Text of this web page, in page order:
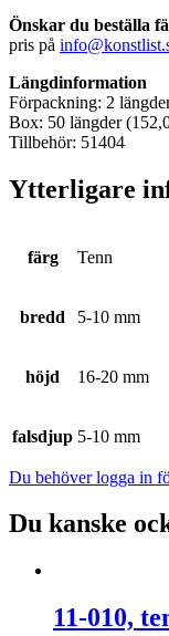
Önskar du beställa
pris på
Längdinformation
Förpackning: 2
Box: 50 längder
Tillbehör: 51404
Ytterligare
färg Tenn
bredd 5-10 mm
höjd 16-20 mm
falsdjup 5-10 mm
Du behöver logga in
Du kanske
11-010,